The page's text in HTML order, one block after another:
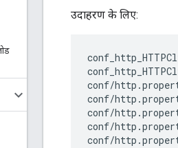
उदाहरण के लिए:
conf/http .
conf/http .
conf/http .
conf/http .
conf/http .